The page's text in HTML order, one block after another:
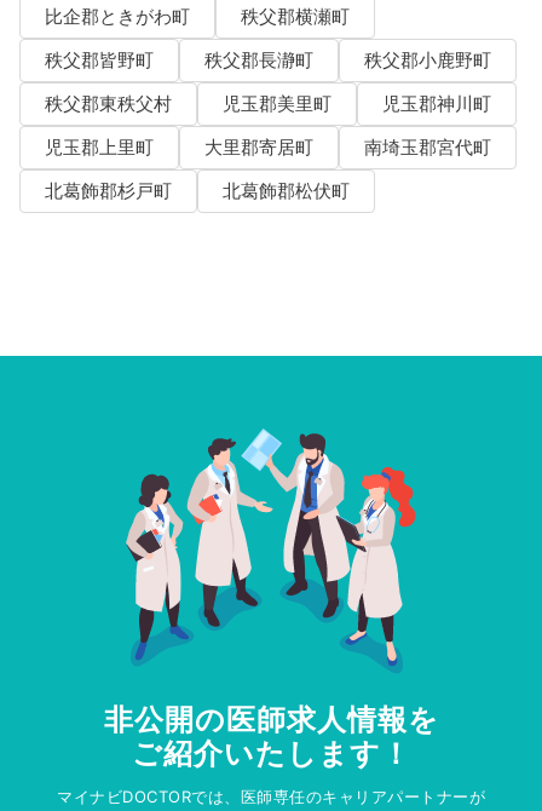
比企郡ときがわ町
秩父郡横瀬町
秩父郡皆野町
秩父郡長瀞町
秩父郡小鹿野町
秩父郡東秩父村
児玉郡美里町
児玉郡神川町
児玉郡上里町
大里郡寄居町
南埼玉郡宮代町
北葛飾郡杉戸町
北葛飾郡松伏町
非公開の医師求人情報を
ご紹介いたします！
マイナビDOCTORでは、医師専任のキャリアパートナーが